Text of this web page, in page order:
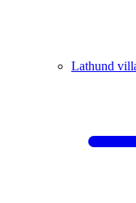
Lathund